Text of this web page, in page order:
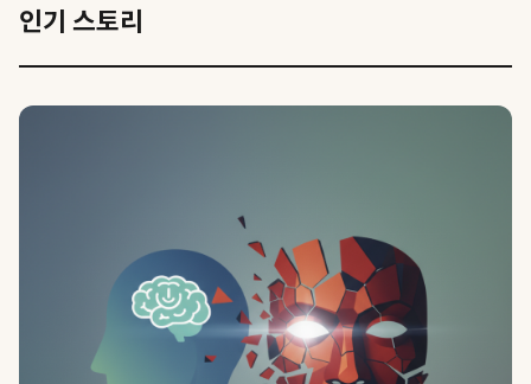
인기 스토리